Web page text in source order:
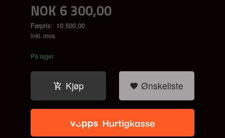
NOK 6 300,00
Førpris: 10 500,00
Rabatt
inkl. mva.
På lager
Kjøp Ønskeliste